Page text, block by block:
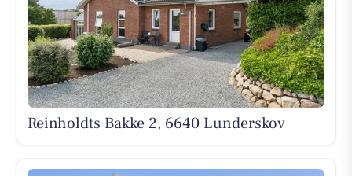
Reinholdts Bakke 2, 6640 Lunderskov